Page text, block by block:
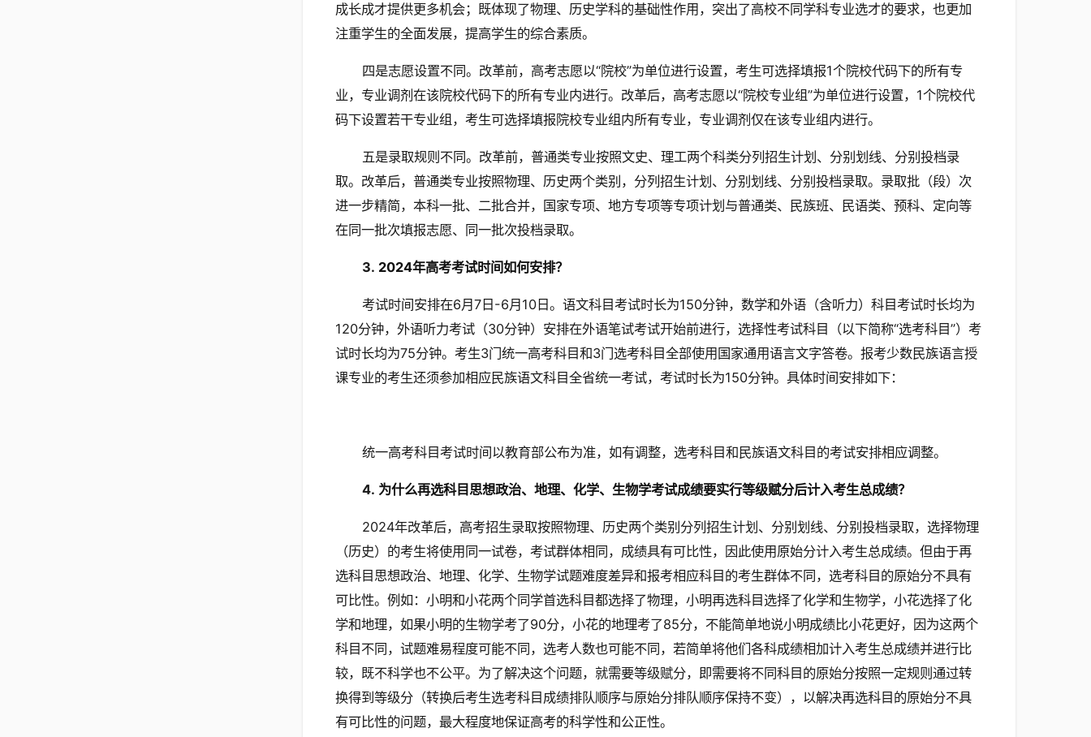
成长成才提供更多机会；既体现了物理、历史学科的基础性作用，突出了高校不同学科专业选才的要求，也更加
注重学生的全面发展，提高学生的综合素质。
四是志愿设置不同。改革前，高考志愿以“院校”为单位进行设置，考生可选择填报1个院校代码下的所有专
业，专业调剂在该院校代码下的所有专业内进行。改革后，高考志愿以“院校专业组”为单位进行设置，1个院校代
码下设置若干专业组，考生可选择填报院校专业组内所有专业，专业调剂仅在该专业组内进行。
五是录取规则不同。改革前，普通类专业按照文史、理工两个科类分列招生计划、分别划线、分别投档录
取。改革后，普通类专业按照物理、历史两个类别，分列招生计划、分别划线、分别投档录取。录取批（段）次
进一步精简，本科一批、二批合并，国家专项、地方专项等专项计划与普通类、民族班、民语类、预科、定向等
在同一批次填报志愿、同一批次投档录取。
3. 2024年高考考试时间如何安排？
考试时间安排在6月7日-6月10日。语文科目考试时长为150分钟，数学和外语（含听力）科目考试时长均为
120分钟，外语听力考试（30分钟）安排在外语笔试考试开始前进行，选择性考试科目（以下简称“选考科目”）考
试时长均为75分钟。考生3门统一高考科目和3门选考科目全部使用国家通用语言文字答卷。报考少数民族语言授
课专业的考生还须参加相应民族语文科目全省统一考试，考试时长为150分钟。具体时间安排如下：
统一高考科目考试时间以教育部公布为准，如有调整，选考科目和民族语文科目的考试安排相应调整。
4. 为什么再选科目思想政治、地理、化学、生物学考试成绩要实行等级赋分后计入考生总成绩？
2024年改革后，高考招生录取按照物理、历史两个类别分列招生计划、分别划线、分别投档录取，选择物理
（历史）的考生将使用同一试卷，考试群体相同，成绩具有可比性，因此使用原始分计入考生总成绩。但由于再
选科目思想政治、地理、化学、生物学试题难度差异和报考相应科目的考生群体不同，选考科目的原始分不具有
可比性。例如：小明和小花两个同学首选科目都选择了物理，小明再选科目选择了化学和生物学，小花选择了化
学和地理，如果小明的生物学考了90分，小花的地理考了85分，不能简单地说小明成绩比小花更好，因为这两个
科目不同，试题难易程度可能不同，选考人数也可能不同，若简单将他们各科成绩相加计入考生总成绩并进行比
较，既不科学也不公平。为了解决这个问题，就需要等级赋分，即需要将不同科目的原始分按照一定规则通过转
换得到等级分（转换后考生选考科目成绩排队顺序与原始分排队顺序保持不变），以解决再选科目的原始分不具
有可比性的问题，最大程度地保证高考的科学性和公正性。